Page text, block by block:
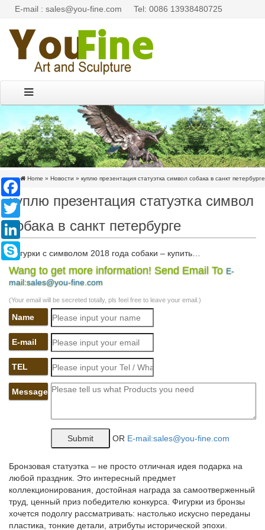
E-mail : sales@you-fine.com Tel: 0086 13938480725
Home » Новости » куплю презентация статуэтка символ собака в санкт петербурге
куплю презентация статуэтка символ
собака в санкт петербурге
Фигурки с символом 2018 года собаки – купить…
Фигурка-символ года – хороший подарок любителям
миниатюрных стилизованных статуэток. Фигурка собаки как
символ 2018 года прекрасный выбор в качестве подарка на
грядущий новый год. Санкт-Петербург. 8 (800) 707-87-74
(бесплатно по всей РФ).
фарфоровые статуэтки собак – Доска объявлений от частных
лиц…
По всей России Санкт-Петербург Ленинградская область
Выбрать другой…Фарфоровые статуэтки Собаки символ 2018
года лфз. 650 руб.
Статуэтки и фигурки декоративные "Собачки"
Статуэтки и фигурки "Собачки". Упорядочить товарыкупить.
Фигурка декоративная "Собачка", фарфор 8*5*6см Арт.10955.У
нас БЕСПЛАТНАЯ Доставка товара стоимостью от 5000 рублей
по САНКТ-ПЕТЕРБУРГУ.
Сувениры из стекла » СОБАКИ – ПОРОДЫ
Оптовый интернет-магазин подарков и сувениров оптом из
Wang to get more information! Send Email To E-
mail:sales@you-fine.com
(Your email will be secreted totally, pls feel free to leave your email.)
Name
E-mail
TEL
Message
OR E-mail:sales@you-fine.com
Бронзовая статуэтка – не просто отличная идея подарка на
любой праздник. Это интересный предмет
коллекционирования, достойная награда за самоотверженный
труд, ценный приз победителю конкурса. Фигурки из бронзы
хочется подолгу рассматривать: настолько искусно переданы
пластика, тонкие детали, атрибуты исторической эпохи.
Facebook
Twitter
LinkedIn